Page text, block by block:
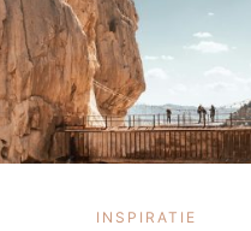
INSPIRATIE